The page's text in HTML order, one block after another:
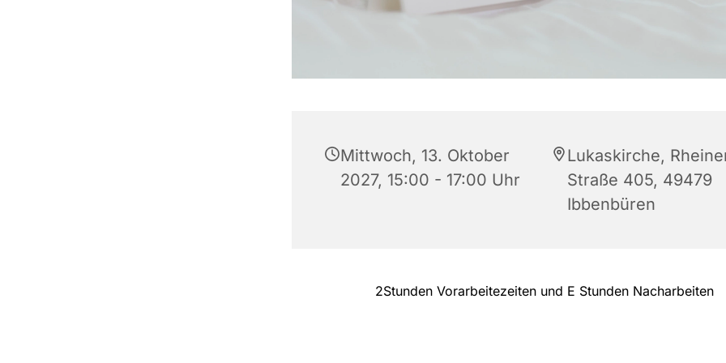
Mittwoch, 13. Oktober
2027, 15:00 - 17:00 Uhr
Lukaskirche,
Straße 405, 49479
Ibbenbüren
2Stunden Vorarbeitezeiten und E Stunden Nacharbeiten